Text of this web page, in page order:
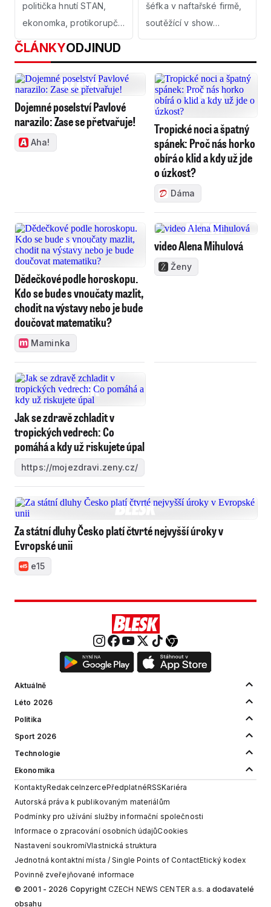
politička hnutí STAN,
ekonomka, protikorupční
bojovnice
šéfka v naftařské firmě,
soutěžící v show
MasterChef 2020
ČLÁNKYODJINUD
Dojemné poselství Pavlové
narazilo: Zase se přetvařuje!
Aha!
Tropické noci a špatný
spánek: Proč nás horko
obírá o klid a kdy už jde
o úzkost?
Dáma
Dědečkové podle horoskopu.
Kdo se bude s vnoučaty mazlit,
chodit na výstavy nebo je bude
doučovat matematiku?
Maminka
video Alena Mihulová
Ženy
Jak se zdravě zchladit v
tropických vedrech: Co
pomáhá a kdy už riskujete úpal
https://mojezdravi.zeny.cz/
Za státní dluhy Česko platí čtvrté nejvyšší úroky v
Evropské unii
e15
Aktuálně
Léto 2026
Politika
Sport 2026
Technologie
Ekonomika
KontaktyRedakceInzercePředplatnéRSSKariéra
Autorská práva k publikovaným materiálům
Podmínky pro užívání služby informační společnosti
Informace o zpracování osobních údajůCookies
Nastavení soukromíVlastnická struktura
Jednotná kontaktní místa / Single Points of ContactEtický kodex
Povinně zveřejňované informace
© 2001 - 2026 Copyright CZECH NEWS CENTER a.s. a dodavatelé
obsahu